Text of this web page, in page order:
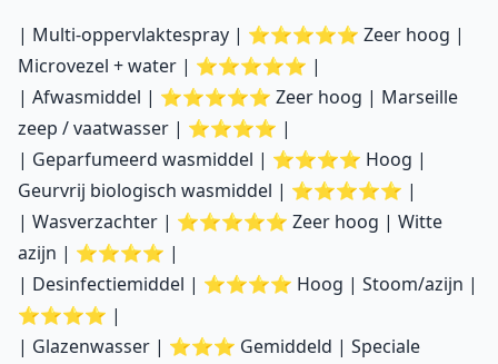
| Multi-oppervlaktespray | ⭐⭐⭐⭐⭐ Zeer hoog |
Microvezel + water | ⭐⭐⭐⭐⭐ |
| Afwasmiddel | ⭐⭐⭐⭐⭐ Zeer hoog | Marseille
zeep / vaatwasser | ⭐⭐⭐⭐ |
| Geparfumeerd wasmiddel | ⭐⭐⭐⭐ Hoog |
Geurvrij biologisch wasmiddel | ⭐⭐⭐⭐⭐ |
| Wasverzachter | ⭐⭐⭐⭐⭐ Zeer hoog | Witte
azijn | ⭐⭐⭐⭐ |
| Desinfectiemiddel | ⭐⭐⭐⭐ Hoog | Stoom/azijn |
⭐⭐⭐⭐ |
| Glazenwasser | ⭐⭐⭐ Gemiddeld | Speciale